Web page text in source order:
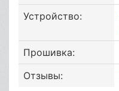
Устройство:
Прошивка:
Отзывы: